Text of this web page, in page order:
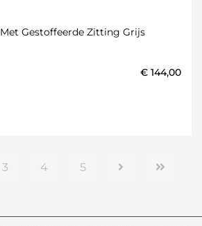
Gestoffeerde Zitting Grijs
€ 144,00
3 4 5